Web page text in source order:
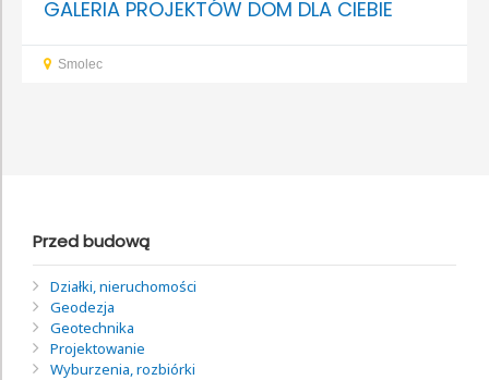
GALERIA PROJEKTÓW DOM DLA CIEBIE
Smolec
Przed budową
Działki, nieruchomości
Geodezja
Geotechnika
Projektowanie
Wyburzenia, rozbiórki